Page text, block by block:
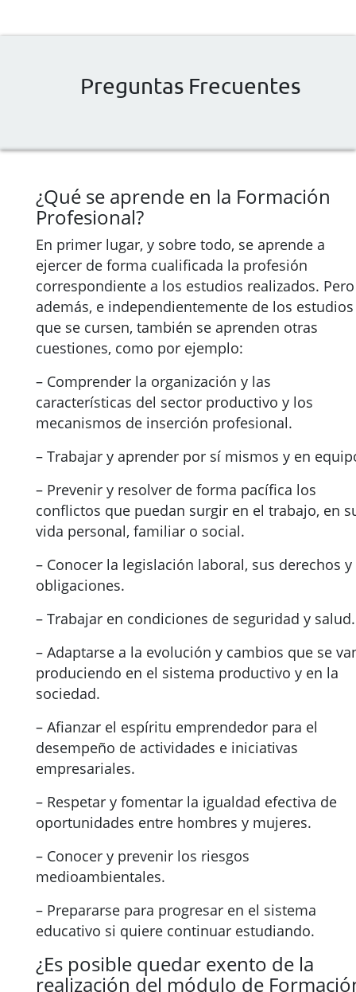
Preguntas Frecuentes
¿Qué se aprende en la Formación
Profesional?
En primer lugar, y sobre todo, se aprende a
ejercer de forma cualificada la profesión
correspondiente a los estudios realizados. Pero
además, e independientemente de los estudios
que se cursen, también se aprenden otras
cuestiones, como por ejemplo:
– Comprender la organización y las
características del sector productivo y los
mecanismos de inserción profesional.
– Trabajar y aprender por sí mismos y en
– Prevenir y resolver de forma pacífica los
conflictos que puedan surgir en el trabajo, en
vida personal, familiar o social.
– Conocer la legislación laboral, sus derechos y
obligaciones.
– Trabajar en condiciones de seguridad y salud.
– Adaptarse a la evolución y cambios que se
produciendo en el sistema productivo y en la
sociedad.
– Afianzar el espíritu emprendedor para el
desempeño de actividades e iniciativas
empresariales.
– Respetar y fomentar la igualdad efectiva de
oportunidades entre hombres y mujeres.
– Conocer y prevenir los riesgos
medioambientales.
– Prepararse para progresar en el sistema
educativo si quiere continuar estudiando.
¿Es posible quedar exento de la
realización del módulo de